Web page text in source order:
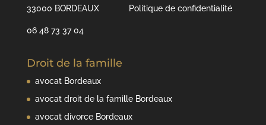
33000 BORDEAUX
06 48 73 37 04
Politique de confidentialité
Droit de la famille
avocat Bordeaux
avocat droit de la famille Bordeaux
avocat divorce Bordeaux